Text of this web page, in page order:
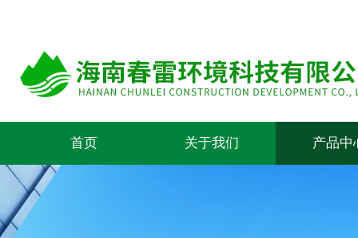
首页 关于我们 产品中